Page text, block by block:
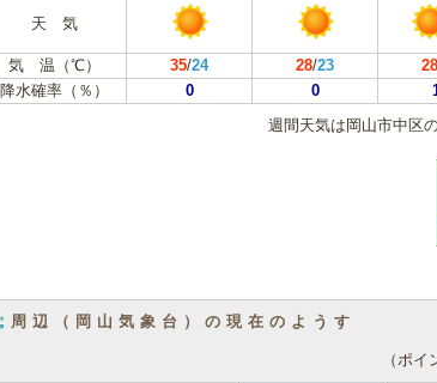
天 気
気 温（℃） 35/24 28/23 28
降水確率（％）
0 0
週間天気は岡山市中区
周辺（岡山気象台）の現在のようす
（ポ